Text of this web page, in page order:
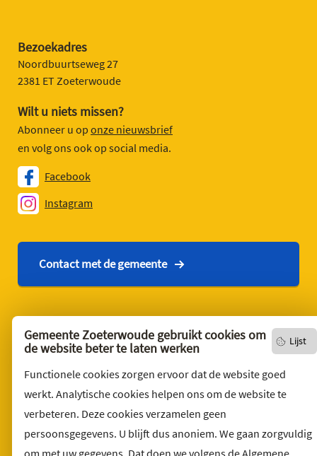
Lijst
Gemeente Zoeterwoude gebruikt cookies om
de website beter te laten werken
Functionele cookies zorgen ervoor dat de website goed
werkt. Analytische cookies helpen ons om de website te
verbeteren. Deze cookies verzamelen geen
persoonsgegevens. U blijft dus anoniem. We gaan zorgvuldig
om met uw gegevens. Dat doen we volgens de Algemene
Bezoekadres
Noordbuurtseweg 27
2381 ET Zoeterwoude
Wilt u niets missen?
Abonneer u op onze nieuwsbrief
en volg ons ook op social media.
Facebook
Instagram
Contact met de gemeente
English version
Privacyverklaring
Over deze website
Sitemap
Toegankelijkheid